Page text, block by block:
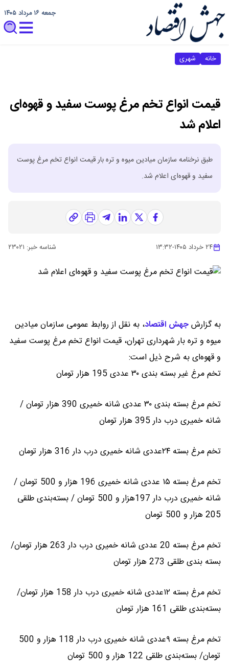
جمعه ۱۶ مرداد ۱۴۰۵
خانه شهری
قیمت انواع تخم مرغ پوست سفید و قهوه‌ای
اعلام شد
طبق نرخنامه سازمان میادین میوه و تره بار قیمت انواع تخم مرغ پوست
سفید و قهوه‌ای اعلام شد.
۲۴ خرداد ۱۴۰۵ -۱۳:۳۲ شناسه خبر: ۲۳۰۲۱
به گزارشجهش اقتصاد، به نقل از روابط عمومی سازمان میادین
میوه و تره بار شهرداری تهران، قیمت انواع تخم مرغ پوست سفید
و قهوه‌ای به شرح ذیل است:
تخم مرغ غیر بسته بندی ۳۰ عددی 195 هزار تومان
تخم مرغ بسته بندی ۳۰ عددی شانه خمیری 390 هزار تومان /
شانه خمیری درب دار 395 هزار تومان
تخم مرغ بسته ۲۴عددی شانه خمیری درب دار 316 هزار تومان
تخم مرغ بسته ۱۵ عددی شانه خمیری 196 هزار و 500 تومان /
شانه خمیری درب دار 197هزار و 500 تومان / بسته‌بندی طلقی
205 هزار و 500 تومان
تخم مرغ بسته 20 عددی شانه خمیری درب دار 263 هزار تومان/
بسته بندی طلقی 273 هزار تومان
تخم مرغ بسته ۱۲عددی شانه خمیری درب دار 158 هزار تومان/
بسته‌بندی طلقی 161 هزار تومان
تخم مرغ بسته ۹عددی شانه خمیری درب دار 118 هزار و 500
تومان/ بسته‌بندی طلقی 122 هزار و 500 تومان